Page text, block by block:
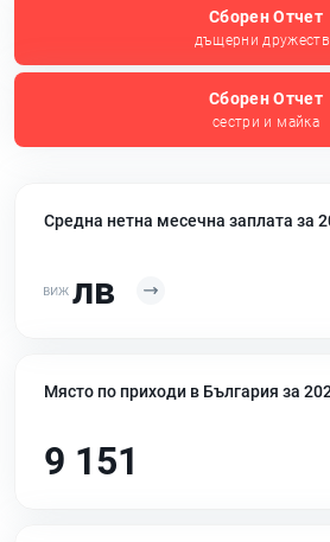
Сборен Отчет
дъщерни
Сборен Отчет
сестри и майка
Средна нетна месечна заплата за
лв
Място по приходи в България за
9 151